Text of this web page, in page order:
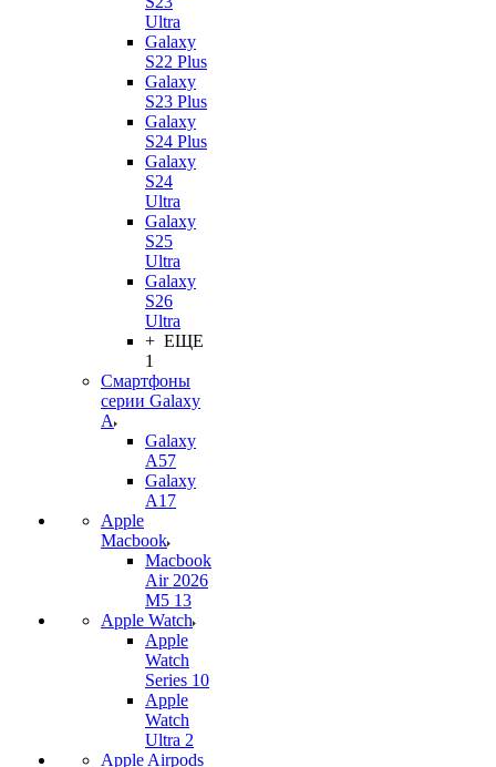
Ultra
Galaxy
S22 Plus
Galaxy
S23 Plus
Galaxy
S24 Plus
Galaxy
S24
Ultra
Galaxy
S25
Ultra
Galaxy
S26
Ultra
+ ЕЩЕ
1
Смартфоны
серии Galaxy
A
Galaxy
A57
Galaxy
A17
Apple
Macbook
Macbook
Air 2026
M5 13
Apple Watch
Apple
Watch
Series 10
Apple
Watch
Ultra 2
Apple Airpods